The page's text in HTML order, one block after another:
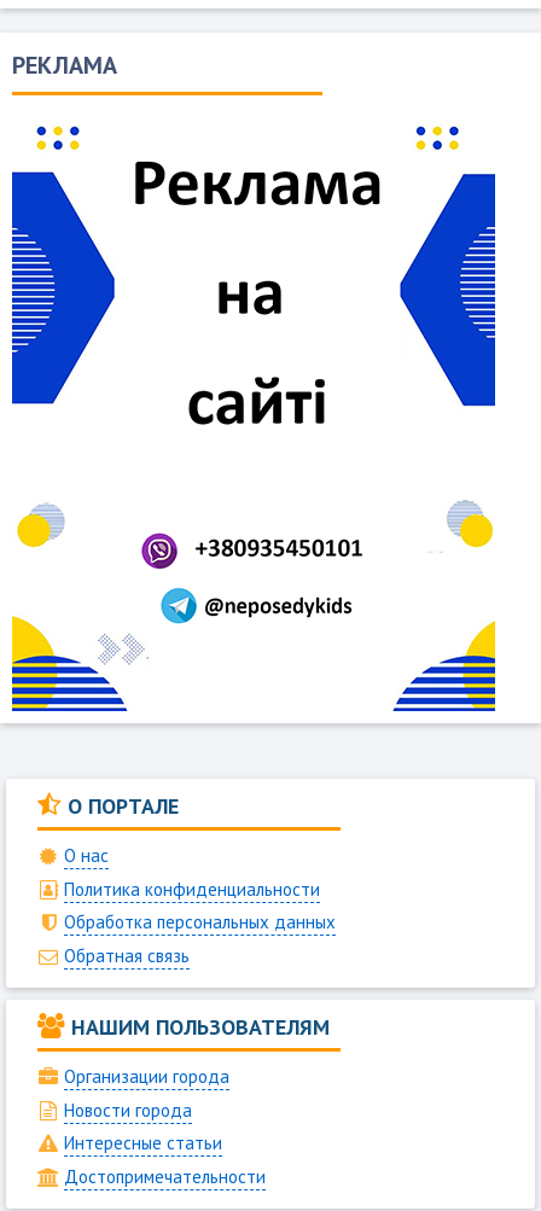
РЕКЛАМА
О ПОРТАЛЕ
О нас
Политика конфиденциальности
Обработка персональных данных
Обратная связь
НАШИМ ПОЛЬЗОВАТЕЛЯМ
Организации города
Новости города
Интересные статьи
Достопримечательности